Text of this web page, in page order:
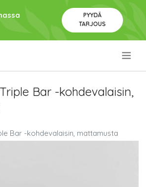
PYYDÄ
TARJOUS
Bar -kohdevalaisin,
Bar -kohdevalaisin, mattamusta